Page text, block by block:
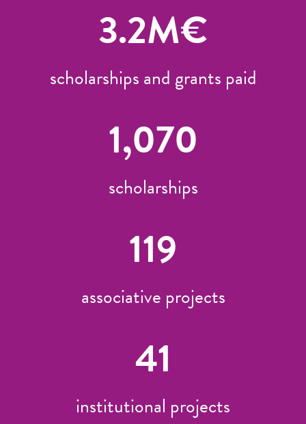
3.2M€
scholarships and grants paid
1,070
scholarships
119
associative projects
41
institutional projects